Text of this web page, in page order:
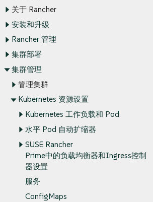
关于 Rancher
安装和升级
Rancher 管理
集群部署
集群管理
管理集群
Kubernetes 资源设置
Kubernetes 工作负载和 Pod
水平 Pod 自动扩缩器
SUSE Rancher
Prime中的负载均衡器和Ingress控制
器设置
服务
ConfigMaps